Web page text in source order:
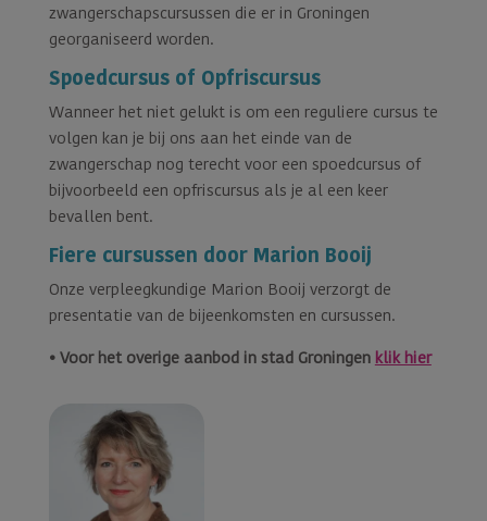
zwangerschapscursussen die er in Groningen
georganiseerd worden.
Spoedcursus of Opfriscursus
Wanneer het niet gelukt is om een reguliere cursus te
volgen kan je bij ons aan het einde van de
zwangerschap nog terecht voor een spoedcursus of
bijvoorbeeld een opfriscursus als je al een keer
bevallen bent.
Fiere cursussen door Marion Booij
Onze verpleegkundige Marion Booij verzorgt de
presentatie van de bijeenkomsten en cursussen.
• Voor het overige aanbod in stad Groningen klik hier